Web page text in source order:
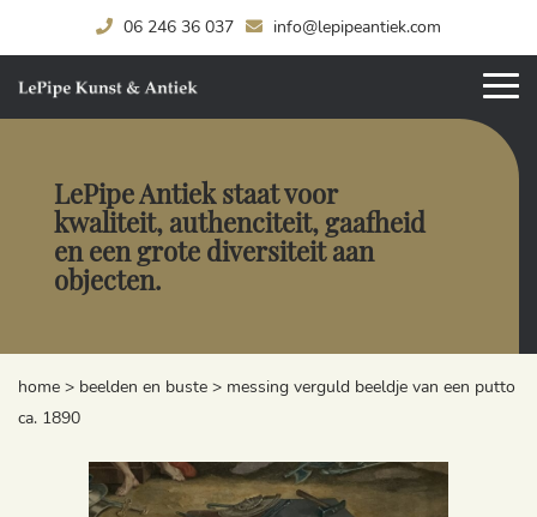
06 246 36 037 info@lepipeantiek.com
LePipe Antiek staat voor
kwaliteit, authenciteit, gaafheid
en een grote diversiteit aan
objecten.
home > beelden en buste > messing verguld beeldje van een putto
ca. 1890